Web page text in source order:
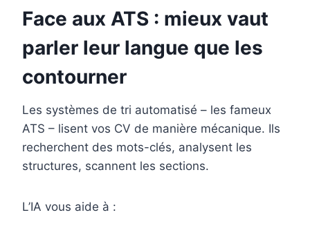
Face aux ATS : mieux vaut
parler leur langue que les
contourner
Les systèmes de tri automatisé – les fameux
ATS – lisent vos CV de manière mécanique. Ils
recherchent des mots-clés, analysent les
structures, scannent les sections.
L’IA vous aide à :